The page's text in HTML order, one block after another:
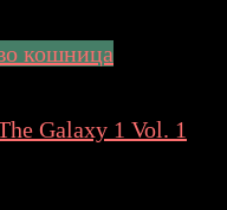
кошница